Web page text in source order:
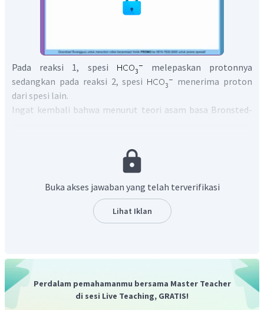
Pada reaksi 1, spesi
melepaskan protonnya
sedangkan pada reaksi 2, spesi
menerima proton
dari spesi lain.
Ingat kembali bahwa menurut teori asam basa Bronsted-
Asam : spesi yang melepaskan proton
Basa : spesi yang menerima proton
Jika suatu spesi dapat menerima maupun melepaskan
proton maka spesi tersebut disebut memiliki sifat
Buka akses jawaban yang telah terverifikasi
Lihat Iklan
Perdalam pemahamanmu bersama Master Teacher
di sesi Live Teaching, GRATIS!